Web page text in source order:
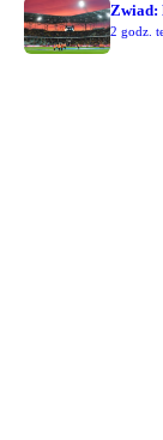
Zwiad:
2 godz.